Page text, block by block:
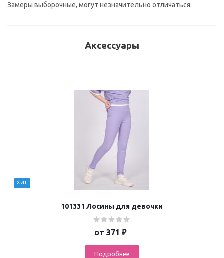
Замеры выборочные, могут незначительно отличаться.
Аксессуары
ХИТ
101331 Лосины для девочки
от 371 ₽
Подробнее